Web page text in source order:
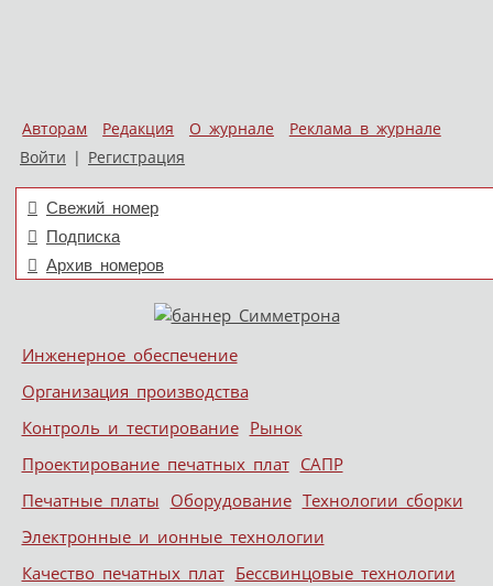
Авторам Редакция О журнале
Реклама в журнале
Войти | Регистрация
Свежий номер
Подписка
Архив номеров
Меню
Skip to content
Инженерное обеспечение
Организация производства
Контроль и тестирование Рынок
Проектирование печатных плат САПР
Печатные платы Оборудование Технологии сборки
Электронные и ионные технологии
Качество печатных плат Бессвинцовые технологии